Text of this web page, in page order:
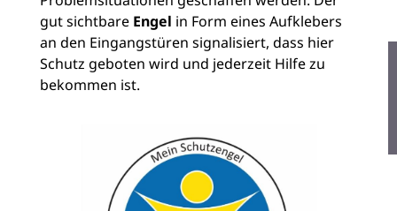
gut sichtbare Engel in Form eines Aufklebers
an den Eingangstüren signalisiert, dass hier
Schutz geboten wird und jederzeit Hilfe zu
bekommen ist.